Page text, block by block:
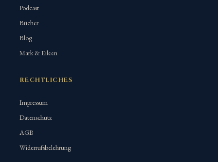
Podcast
Bücher
Blog
Mark & Eileen
RECHTLICHES
Impressum
Datenschutz
AGB
Widerrufsbelehrung